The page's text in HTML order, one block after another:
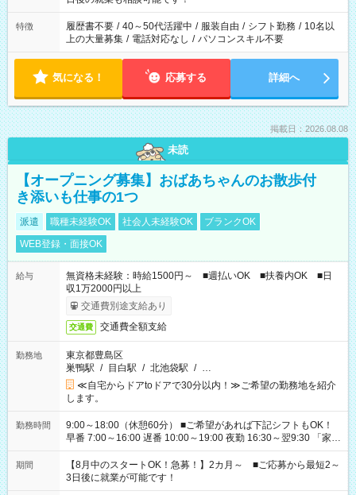
の勤務時間。 合計で週40時間を超える場合は応募できません。
特徴 履歴書不要 / 40～50代活躍中 / 服装自由 / シフト勤務 / 10名以
上の大量募集 / 電話対応なし / パソコンスキル不要
気になる！ 応募する 詳細へ
掲載日：2026.08.08
未読
【オープニング募集】おばあちゃんのお散歩付
き添いも仕事の1つ
派遣 職種未経験OK 社会人未経験OK
ブランクOK
WEB登録・面接OK
給与
無資格未経験：時給1500円～ ■週払いOK ■扶養内OK ■日
収1万2000円以上
交通費別途支給あり
交通費 交通費全額支給
勤務地
東京都豊島区
巣鴨駅 / 目白駅 / 北池袋駅 / …
≪自宅からドアtoドアで30分以内！≫ご希望の勤務地を紹介
します。
勤務時間
9:00～18:00（休憩60分） ■ご希望があれば下記シフトもOK！
早番 7:00～16:00 遅番 10:00～19:00 夜勤 16:30～翌9:30 「家族
と休みを合わせたい」 「余裕を持って夕飯の準備がしたい」
「できれば残業はしたくない」 など、ご希望を教えてください
ね。 ※Wワーク希望の方へ 今ご覧のお仕事で希望する勤務時間
と、もう1つのお仕事の勤務時間。 合計で週40時間を超える場
期間
【8月中のスタートOK！急募！】2カ月～ ■ご応募から最短2～
3日後に就業が可能です！